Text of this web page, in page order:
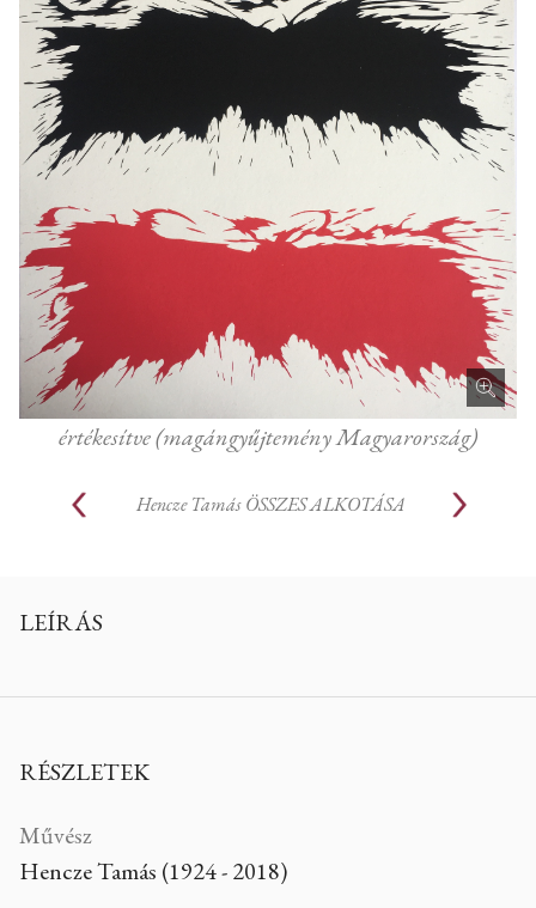
értékesítve (magángyűjtemény Magyarország)
Hencze Tamás ÖSSZES ALKOTÁSA
LEÍRÁS
RÉSZLETEK
Művész
Hencze Tamás (1924 - 2018)